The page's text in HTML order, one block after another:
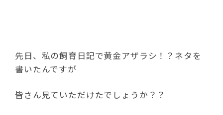
先日、私の飼育日記で黄金アザラシ！？ネタを
書いたんですが
皆さん見ていただけたでしょうか？？